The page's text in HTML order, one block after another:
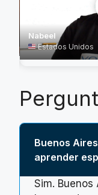
Nabeel
Estados Unidos
Buenos
aprender
Sim. Buenos